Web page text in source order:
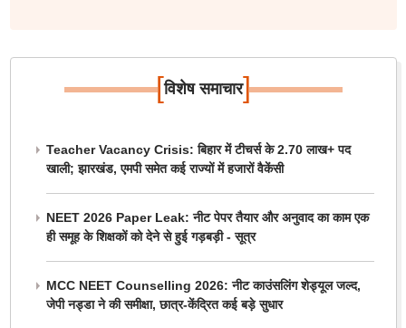
[विशेष समाचार]
Teacher Vacancy Crisis: बिहार में टीचर्स के 2.70 लाख+ पद
खाली; झारखंड, एमपी समेत कई राज्यों में हजारों वैकेंसी
NEET 2026 Paper Leak: नीट पेपर तैयार और अनुवाद का काम एक
ही समूह के शिक्षकों को देने से हुई गड़बड़ी - सूत्र
MCC NEET Counselling 2026: नीट काउंसलिंग शेड्यूल जल्द,
जेपी नड्डा ने की समीक्षा, छात्र-केंद्रित कई बड़े सुधार